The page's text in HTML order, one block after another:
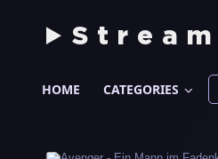
Stream
HOME CATEGORIES